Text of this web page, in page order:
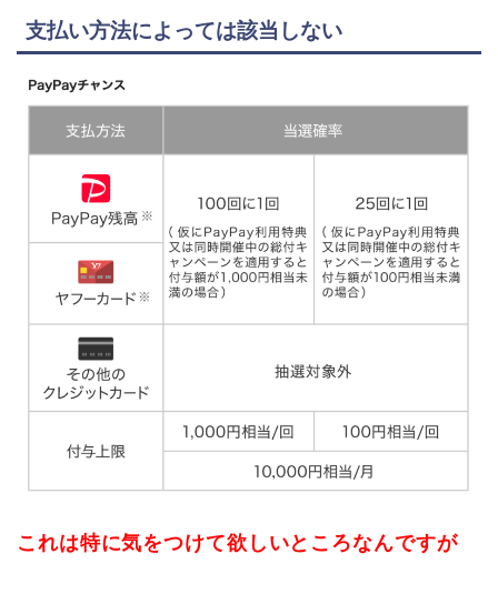
支払い方法によっては該当しない
これは特に気をつけて欲しいところなんですが